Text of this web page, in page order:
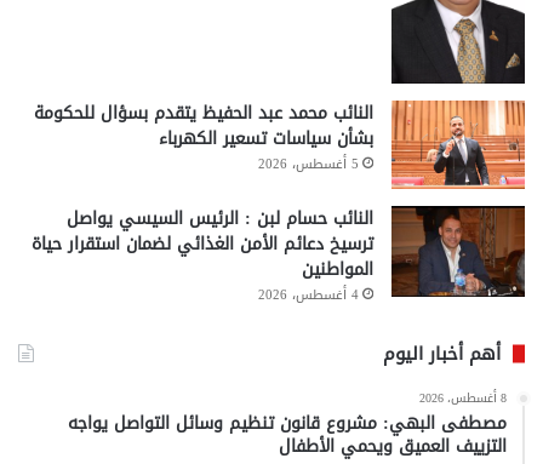
النائب محمد عبد الحفيظ يتقدم بسؤال للحكومة
بشأن سياسات تسعير الكهرباء
5 أغسطس، 2026
النائب حسام لبن : الرئيس السيسي يواصل
ترسيخ دعائم الأمن الغذائي لضمان استقرار حياة
المواطنين
4 أغسطس، 2026
أهم أخبار اليوم
8 أغسطس، 2026
مصطفى البهي: مشروع قانون تنظيم وسائل التواصل يواجه
التزييف العميق ويحمي الأطفال